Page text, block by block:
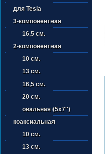
для Tesla
3-компонентная
16,5 см.
2-компонентная
10 см.
13 см.
16,5 см.
20 см.
овальная (5х7'')
коаксиальная
10 см.
13 см.